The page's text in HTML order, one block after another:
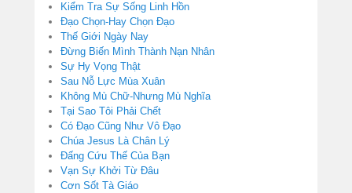
Kiểm Tra Sự Sống Linh Hồn
Đạo Chọn-Hay Chọn Đạo
Thế Giới Ngày Nay
Đừng Biến Mình Thành Nạn Nhân
Sự Hy Vọng Thật
Sau Nỗ Lực Mùa Xuân
Không Mù Chữ-Nhưng Mù Nghĩa
Tại Sao Tôi Phải Chết
Có Đạo Cũng Như Vô Đạo
Chúa Jesus Là Chân Lý
Đấng Cứu Thế Của Bạn
Vạn Sự Khởi Từ Đâu
Cơn Sốt Tà Giáo